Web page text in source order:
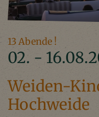
13 Abende !
02. -
Weiden-
Hochweide